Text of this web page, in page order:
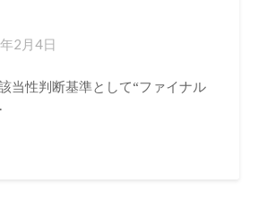
2月4日
当性判断基準として“ファイナル